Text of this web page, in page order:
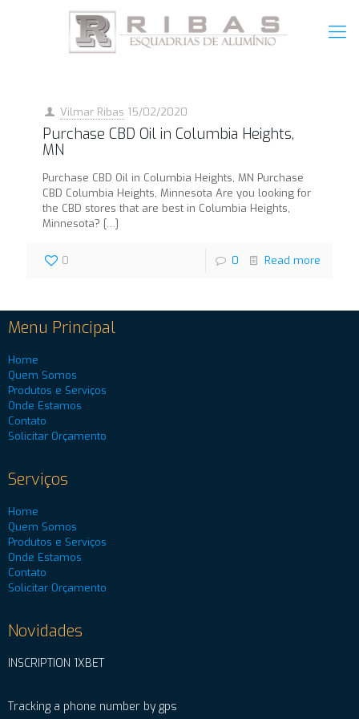
Vilmar Ribas 15/02/2020
Purchase CBD Oil in Columbia Heights,
MN
Purchase CBD Oil in Columbia Heights, MN Purchase
CBD Columbia Heights, Minnesota Are you looking for
the CBD stores that are best in Columbia Heights,
Minnesota? […]
0 0 Read more
Menu Principal
Home
Quem Somos
Produtos e Serviços
Onde Estamos
Contato
Solicitar Orçamento
Serviços
Home
Quem Somos
Produtos e Serviços
Onde Estamos
Contato
Solicitar Orçamento
Novidades
INSCRIPTION 1XBET
Tracking a phone number by gps